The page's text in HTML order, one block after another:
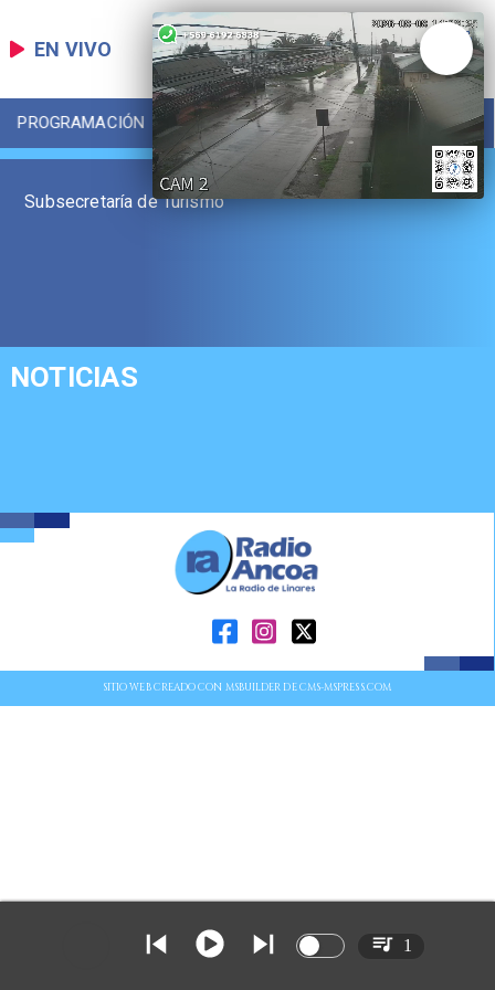
EN VIVO
PROGRAMACIÓN LOCAL DEPORTES
Subsecretaría de Turismo
NOTICIAS
SITIO WEB CREADO CON MSBUILDER DE CMS-MSPRESS.COM
1